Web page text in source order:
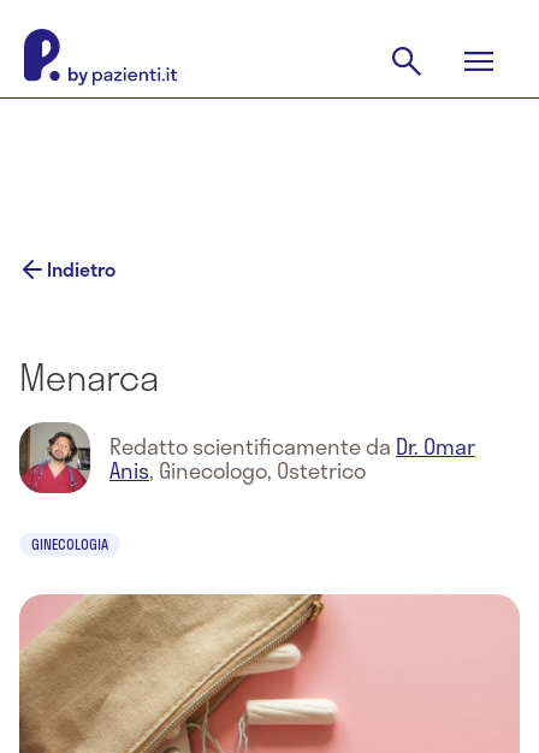
Indietro
Menarca
Redatto scientificamente da Dr. Omar
Anis, Ginecologo, Ostetrico
GINECOLOGIA